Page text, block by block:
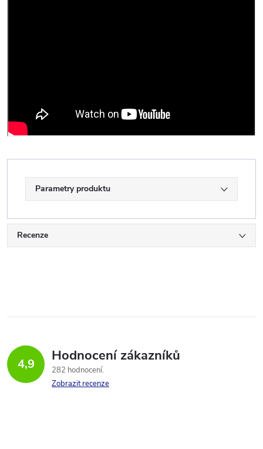
Parametry produktu
Recenze
4,9 Hodnocení zákazníků
282 hodnocení
Zobrazit recenze